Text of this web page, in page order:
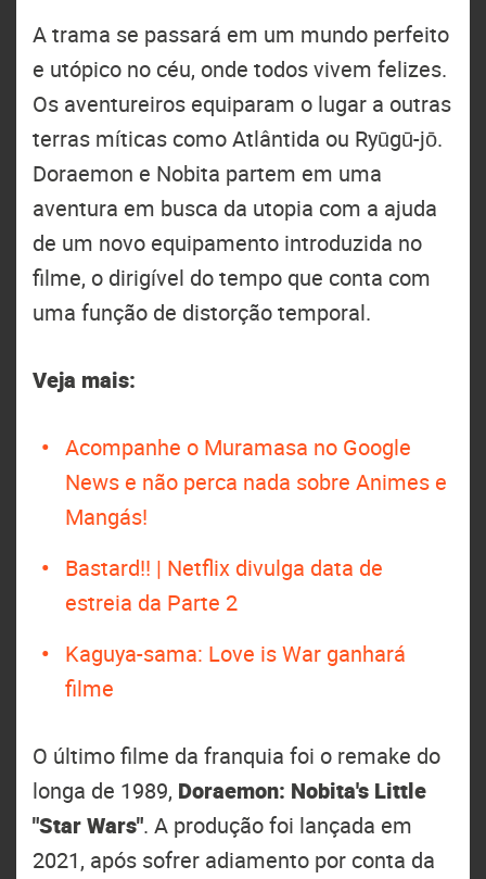
A trama se passará em um mundo perfeito
e utópico no céu, onde todos vivem felizes.
Os aventureiros equiparam o lugar a outras
terras míticas como Atlântida ou Ryūgū-jō.
Doraemon e Nobita partem em uma
aventura em busca da utopia com a ajuda
de um novo equipamento introduzida no
filme, o dirigível do tempo que conta com
uma função de distorção temporal.
Veja mais:
Acompanhe o Muramasa no Google
News e não perca nada sobre Animes e
Mangás!
Bastard!! | Netflix divulga data de
estreia da Parte 2
Kaguya-sama: Love is War ganhará
filme
O último filme da franquia foi o remake do
longa de 1989, Doraemon: Nobita's Little
"Star Wars". A produção foi lançada em
2021, após sofrer adiamento por conta da